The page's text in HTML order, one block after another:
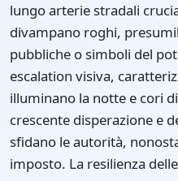
lungo arterie stradali
divampano roghi,
pubbliche o simboli del
escalation visiva,
illuminano la notte e cori
crescente disperazione e
sfidano le autorità,
imposto. La resilienza